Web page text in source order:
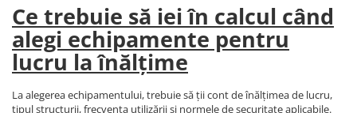
Accesorii
CĂȘTI DE PROTECȚIE
PROTECȚIA OCHILOR
Ochelari de protecție
Măști și geamuri de sudură
Ce trebuie să iei în calcul când
alegi echipamente pentru
lucru la înălțime
La alegerea echipamentului, trebuie să ții cont de înălțimea de lucru,
tipul structurii, frecvența utilizării și normele de securitate aplicabile.